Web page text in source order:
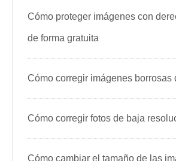
Cómo proteger imágenes con
de forma gratuita
Cómo corregir imágenes borrosas
Cómo corregir fotos de baja
Cómo cambiar el tamaño de las